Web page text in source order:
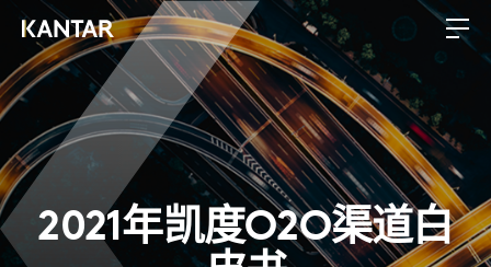
2021年凯度O2O渠道白